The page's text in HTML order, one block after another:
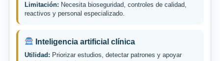
Limitación: Necesita bioseguridad, controles de calidad,
reactivos y personal especializado.
Inteligencia artificial clínica
Utilidad: Priorizar estudios, detectar patrones y apoyar